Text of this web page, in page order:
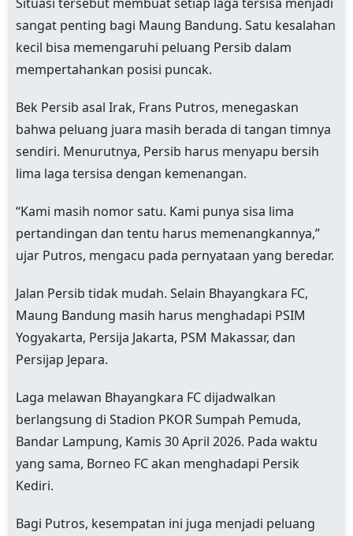
sangat penting bagi Maung Bandung. Satu kesalahan
kecil bisa memengaruhi peluang Persib dalam
mempertahankan posisi puncak.
Bek Persib asal Irak, Frans Putros, menegaskan
bahwa peluang juara masih berada di tangan timnya
sendiri. Menurutnya, Persib harus menyapu bersih
lima laga tersisa dengan kemenangan.
“Kami masih nomor satu. Kami punya sisa lima
pertandingan dan tentu harus memenangkannya,”
ujar Putros, mengacu pada pernyataan yang beredar.
Jalan Persib tidak mudah. Selain Bhayangkara FC,
Maung Bandung masih harus menghadapi PSIM
Yogyakarta, Persija Jakarta, PSM Makassar, dan
Persijap Jepara.
Laga melawan Bhayangkara FC dijadwalkan
berlangsung di Stadion PKOR Sumpah Pemuda,
Bandar Lampung, Kamis 30 April 2026. Pada waktu
yang sama, Borneo FC akan menghadapi Persik
Kediri.
Bagi Putros, kesempatan ini juga menjadi peluang